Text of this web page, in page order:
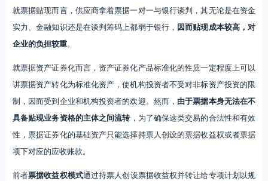
就票据贴现而言，供应商拿着票据一对一与银行谈判，其无论是在资金
实力、金融知识还是在谈判筹码上都弱于银行， 因而贴现成本较高，对
企业的负担较重。
就票据资产证券化而言，资产证券化产品标准化的性质一定程度上可以
讲票据资产转化为标准化资产，使机构投资者不受对非标资产投资的限
制，因而受到企业和机构投资者的欢迎。然而， 由于票据本身无法在不
具备贴现业务资格的主体之间流转，为了确保这类交易的合法性和有效
性，票据证券化的基础资产只能选择持票人创设的票据收益权或者票据
项下对应的应收账款。
前者票据收益权模式通过持票人创设票据收益权并转让给专项计划以规